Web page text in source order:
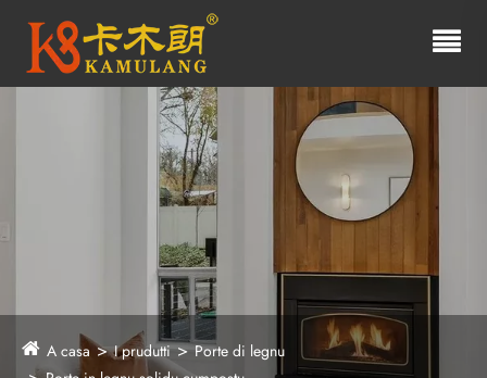
A casa I prudutti
Porte di legnu